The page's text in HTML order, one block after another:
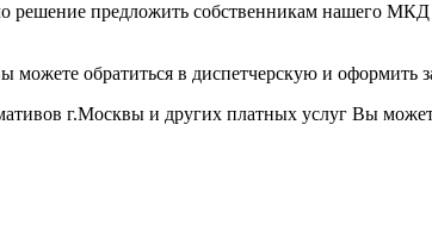
предложить собственникам нашего
можете обратиться в диспетчерскую и
г.Москвы и других платных услуг Вы